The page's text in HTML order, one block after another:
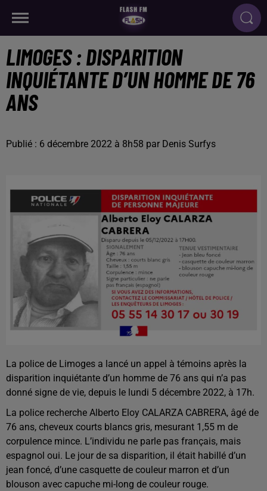
LIMOGES : DISPARITION
INQUIÉTANTE D’UN HOMME DE 76
ANS
Publié : 6 décembre 2022 à 8h58 par Denis Surfys
La police de Limoges a lancé un appel à témoins après la
disparition inquiétante d’un homme de 76 ans qui n’a pas
donné signe de vie, depuis le lundi 5 décembre 2022, à 17h.
La police recherche Alberto Eloy CALARZA CABRERA, âgé de
76 ans, cheveux courts blancs gris, mesurant 1,55 m de
corpulence mince. L’individu ne parle pas français, mais
espagnol oui. Le jour de sa disparition, il était habillé d’un
jean foncé, d’une casquette de couleur marron et d’un
blouson avec capuche mi-long de couleur rouge.